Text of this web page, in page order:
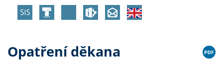
Opatření děkana